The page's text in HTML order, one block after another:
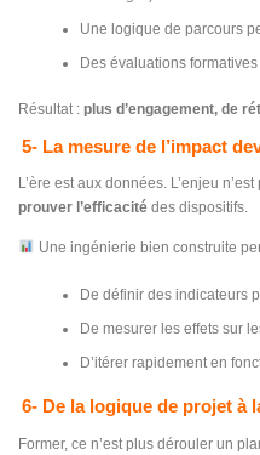
Une logique de parcours
Des évaluations
Résultat : plus d’engagement, de
5- La mesure de l’impact
L’ère est aux données. L’enjeu
prouver l’efficacité des dispositifs.
Une ingénierie bien construite
De définir des indicateurs
De mesurer les effets sur
D’itérer rapidement en
6- De la logique de projet à
Former, ce n’est plus dérouler un